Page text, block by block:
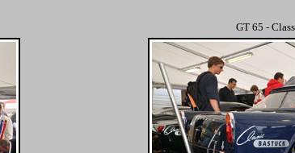
GT 65 -